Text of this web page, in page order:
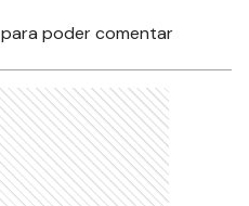
para poder comentar